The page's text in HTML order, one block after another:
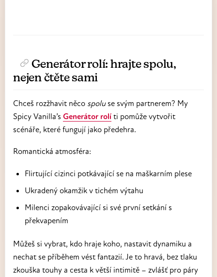
Generátor rolí: hrajte spolu,
nejen čtěte sami
Chceš rozžhavit něco spoluse svým partnerem? My
Spicy Vanilla’s Generátor rolí ti pomůže vytvořit
scénáře, které fungují jako předehra.
Romantická atmosféra:
Flirtující cizinci potkávající se na maškarním plese
Ukradený okamžik v tichém výtahu
Milenci zopakovávající si své první setkání s
překvapením
Můžeš si vybrat, kdo hraje koho, nastavit dynamiku a
nechat se příběhem vést fantazií. Je to hravá, bez tlaku
zkouška touhy a cesta k větší intimitě – zvlášť pro páry